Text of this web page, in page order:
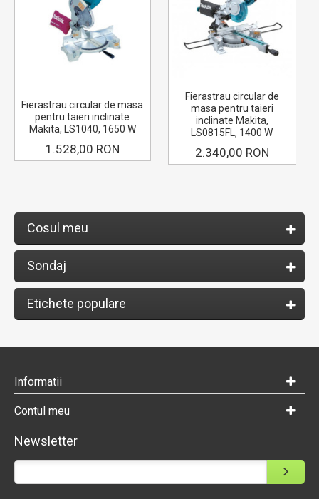
Fierastrau circular de masa
pentru taieri inclinate
Makita, LS1040, 1650 W
1.528,00 RON
Fierastrau circular de
masa pentru taieri
inclinate Makita,
LS0815FL, 1400 W
2.340,00 RON
Cosul meu
Sondaj
Etichete populare
Informatii
Contul meu
Newsletter